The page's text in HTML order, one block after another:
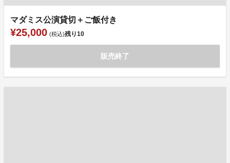
マダミス公演貸切＋ご飯付き
¥25,000 (税込)残り10
販売終了